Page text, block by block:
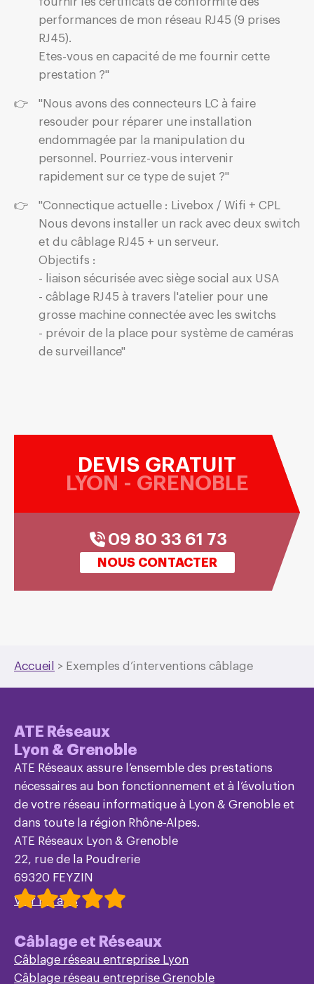
performances de mon réseau RJ45 (9 prises
RJ45).
Etes-vous en capacité de me fournir cette
prestation ?"
"Nous avons des connecteurs LC à faire
resouder pour réparer une installation
endommagée par la manipulation du
personnel. Pourriez-vous intervenir
rapidement sur ce type de sujet ?"
"Connectique actuelle : Livebox / Wifi + CPL
Nous devons installer un rack avec deux switch
et du câblage RJ45 + un serveur.
Objectifs :
- liaison sécurisée avec siège social aux USA
- câblage RJ45 à travers l'atelier pour une
grosse machine connectée avec les switchs
- prévoir de la place pour système de caméras
de surveillance"
DEVIS GRATUIT
LYON - GRENOBLE
09 80 33 61 73
NOUS CONTACTER
Accueil > Exemples d’interventions câblage
ATE Réseaux
Lyon & Grenoble
ATE Réseaux assure l’ensemble des prestations
nécessaires au bon fonctionnement et à l’évolution
de votre réseau informatique à Lyon & Grenoble et
dans toute la région Rhône-Alpes.
ATE Réseaux Lyon & Grenoble
22, rue de la Poudrerie
69320 FEYZIN
Voir les avis
Câblage et Réseaux
Câblage réseau entreprise Lyon
Câblage réseau entreprise Grenoble